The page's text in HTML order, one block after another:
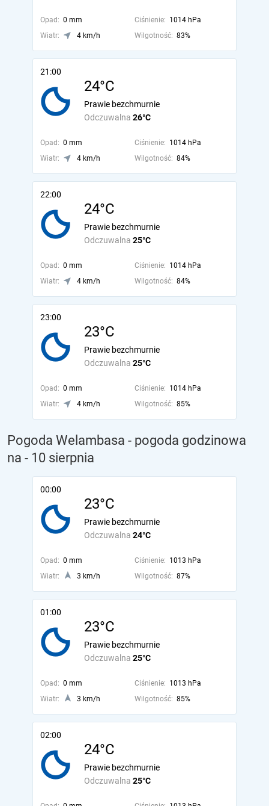
Opad: 0 mm Ciśnienie: 1014 hPa
Wiatr:
4 km/h Wilgotność: 83%
21:00
24°C
Odczuwalna 26°C
Prawie bezchmurnie
Opad: 0 mm Ciśnienie: 1014 hPa
Wiatr:
4 km/h Wilgotność: 84%
22:00
24°C
Odczuwalna 25°C
Prawie bezchmurnie
Opad: 0 mm Ciśnienie: 1014 hPa
Wiatr:
4 km/h Wilgotność: 84%
23:00
23°C
Odczuwalna 25°C
Prawie bezchmurnie
Opad: 0 mm Ciśnienie: 1014 hPa
Wiatr:
4 km/h Wilgotność: 85%
Pogoda Welambasa - pogoda godzinowa
na - 10 sierpnia
00:00
23°C
Odczuwalna 24°C
Prawie bezchmurnie
Opad: 0 mm Ciśnienie: 1013 hPa
Wiatr:
3 km/h Wilgotność: 87%
01:00
23°C
Odczuwalna 25°C
Prawie bezchmurnie
Opad: 0 mm Ciśnienie: 1013 hPa
Wiatr:
3 km/h Wilgotność: 85%
02:00
24°C
Odczuwalna 25°C
Prawie bezchmurnie